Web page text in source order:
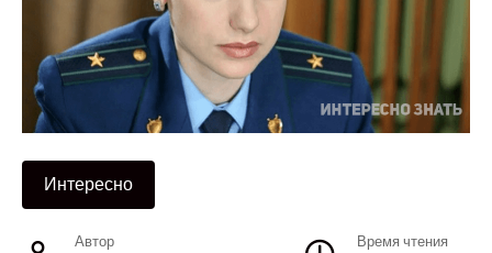
Интересно
Автор Время чтения